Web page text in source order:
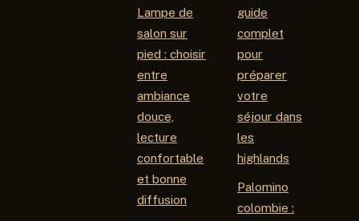
Lampe de
salon sur
pied : choisir
entre
ambiance
douce,
lecture
confortable
et bonne
diffusion
guide
complet
pour
préparer
votre
séjour dans
les
highlands
Palomino
colombie :